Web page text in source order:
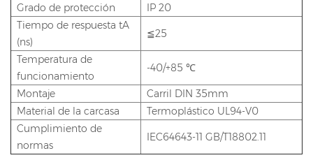
Grado de protección
IP 20
Tiempo de respuesta tA
(ns)
≦25
Temperatura de
funcionamiento
-40/+85 ℃
Montaje
Carril DIN 35mm
Material de la carcasa
Termoplástico UL94-V0
Cumplimiento de
normas
IEC64643-11 GB/T18802.11